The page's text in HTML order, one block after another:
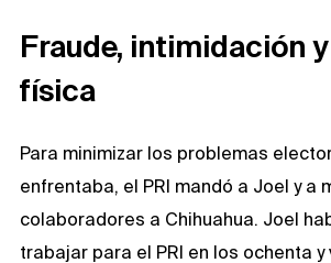
Fraude, intimidación
física
Para minimizar los problemas
enfrentaba, el PRI mandó a Joel y a
colaboradores a Chihuahua. Joel
trabajar para el PRI en los ochenta